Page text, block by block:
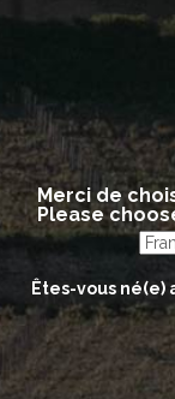
Rosé
Merci de
Please
Êtes-vous